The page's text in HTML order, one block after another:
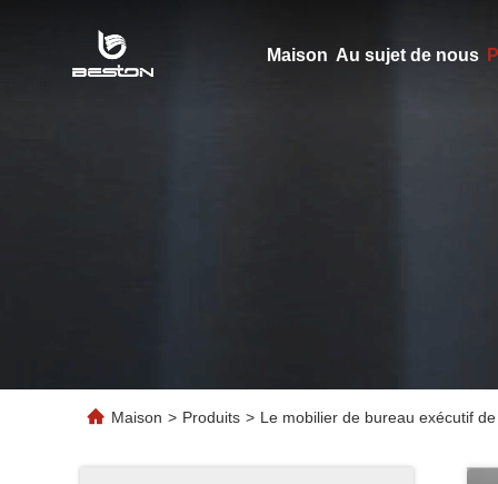
Maison Au sujet de nous
Maison > Produits > Le mobilier de bureau exécutif